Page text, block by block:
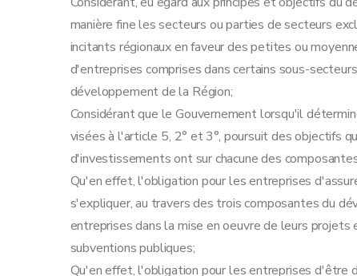
Art. 21
Art. 22
Art. 23
Art. 24
Art. 25
Art. 26
Art.26bis
Section 3 La prime à la qualité
Art. 27
Art. 28
Art. 29
Art. 30
manière fine les secteurs ou parties de secteurs
incitants régionaux en faveur des petites ou
d'entreprises comprises dans certains sous-
développement de la Région;
Considérant que le Gouvernement lorsqu'il
visées à l'article 5, 2° et 3°, poursuit des objectifs
d'investissements ont sur chacune des
Qu'en effet, l'obligation pour les entreprises
s'expliquer, au travers des trois composantes du
entreprises dans la mise en oeuvre de leurs
subventions publiques;
Qu'en effet, l'obligation pour les entreprises d'être